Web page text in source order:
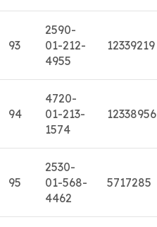
93
2590-
01-212-
4955
12339219
94
4720-
01-213-
1574
12338956
95
2530-
01-568-
4462
5717285